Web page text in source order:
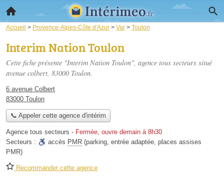
Accueil > Provence-Alpes-Côte d'Azur > Var > Toulon
Interim Nation Toulon
Cette fiche présente "Interim Nation Toulon", agence tous secteurs situé
avenue colbert, 83000 Toulon.
6 avenue Colbert
83000 Toulon
📞 Appeler cette agence d'intérim
Agence tous secteurs - Fermée, ouvre demain à 8h30
Secteurs :
accès PMR (parking, entrée adaptée, places assises
PMR)
Recommander cette agence